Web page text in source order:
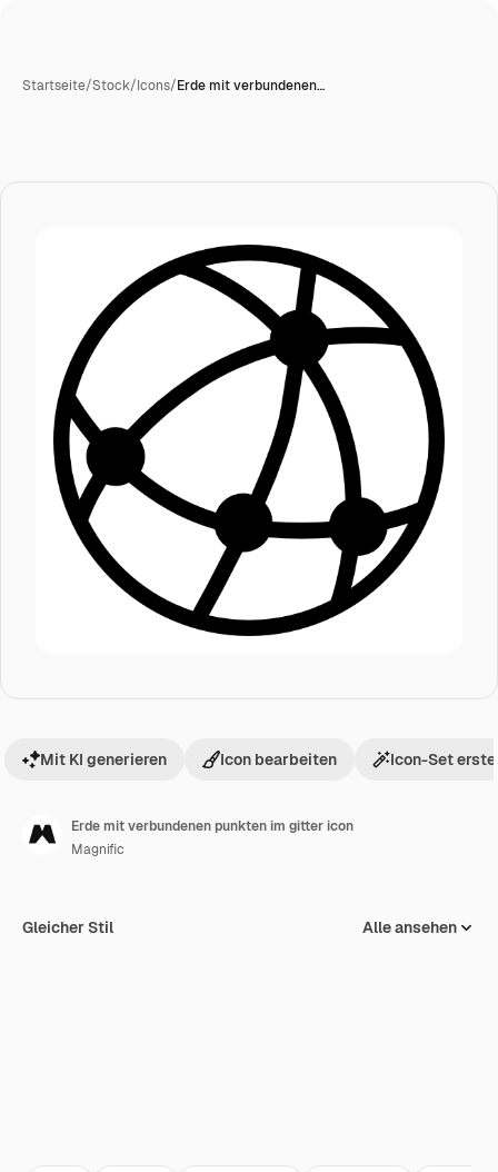
Startseite/Stock/Icons/Erde mit verbundenen…
Mit KI generieren Icon bearbeiten Icon-Set
Erde mit verbundenen punkten im gitter icon
Magnific
Gleicher Stil Alle ansehen